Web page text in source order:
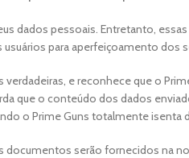
dados pessoais. Entretanto,
para aperfeiçoamento dos
e reconhece que o
que o conteúdo dos dados
o Prime Guns totalmente
documentos serão fornecidos na